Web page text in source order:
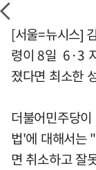
[서울=뉴시스]
령이 8일 6·3
졌다면 최소한
더불어민주당
법'에 대해서는
면 취소하고 잘